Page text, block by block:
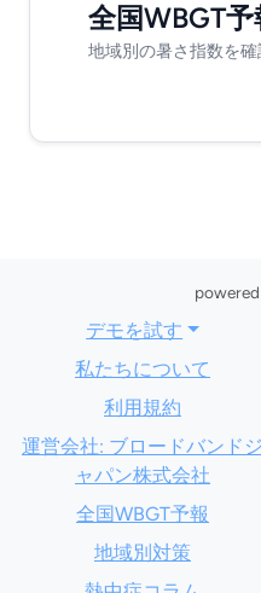
全国WBGT予
地域別の暑さ指数を確
デモを試す
私たちについて
利用規約
運営会社: ブロードバンドジ
ャパン株式会社
全国WBGT予報
地域別対策